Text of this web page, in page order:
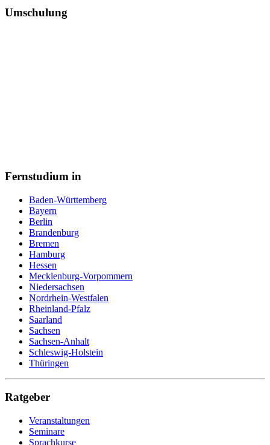
Umschulung
Fernstudium in
Baden-Württemberg
Bayern
Berlin
Brandenburg
Bremen
Hamburg
Hessen
Mecklenburg-Vorpommern
Niedersachsen
Nordrhein-Westfalen
Rheinland-Pfalz
Saarland
Sachsen
Sachsen-Anhalt
Schleswig-Holstein
Thüringen
Ratgeber
Veranstaltungen
Seminare
Sprachkurse